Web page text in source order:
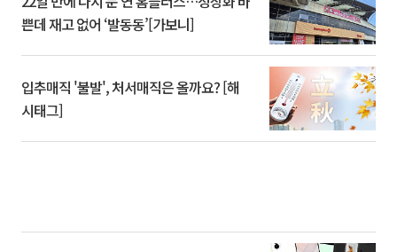
쁜데 재고 없어 ‘발동동’[가보니]
입추매직 '불발', 처서매직은 올까요? [해
시태그]